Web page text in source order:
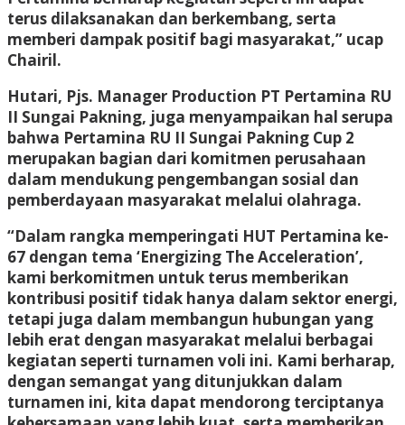
terus dilaksanakan dan berkembang, serta
memberi dampak positif bagi masyarakat,” ucap
Chairil.
Hutari, Pjs. Manager Production PT Pertamina RU
II Sungai Pakning, juga menyampaikan hal serupa
bahwa Pertamina RU II Sungai Pakning Cup 2
merupakan bagian dari komitmen perusahaan
dalam mendukung pengembangan sosial dan
pemberdayaan masyarakat melalui olahraga.
“Dalam rangka memperingati HUT Pertamina ke-
67 dengan tema ‘Energizing The Acceleration’,
kami berkomitmen untuk terus memberikan
kontribusi positif tidak hanya dalam sektor energi,
tetapi juga dalam membangun hubungan yang
lebih erat dengan masyarakat melalui berbagai
kegiatan seperti turnamen voli ini. Kami berharap,
dengan semangat yang ditunjukkan dalam
turnamen ini, kita dapat mendorong terciptanya